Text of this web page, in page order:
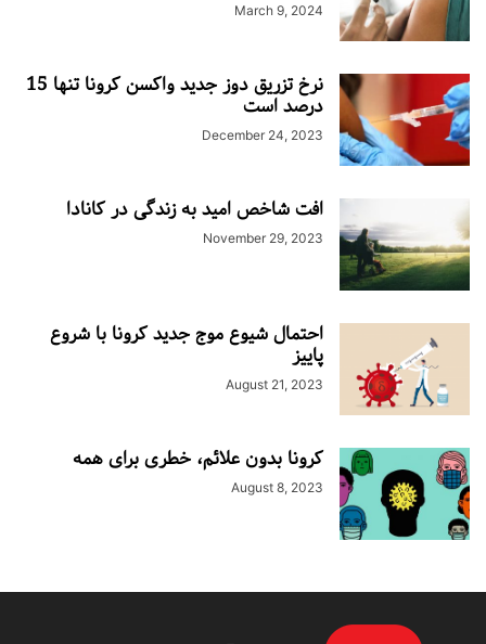
March 9, 2024
نرخ تزریق دوز جدید واکسن کرونا تنها 15
درصد است
December 24, 2023
افت شاخص امید به زندگی در کانادا
November 29, 2023
احتمال شیوع موج جدید کرونا با شروع
پاییز
August 21, 2023
کرونا بدون علائم، خطری برای همه
August 8, 2023